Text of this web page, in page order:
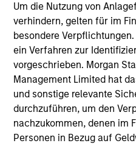
Um die Nutzung von
verhindern, gelten für im
besondere
ein Verfahren zur
vorgeschrieben. Morgan
Management Limited hat
und sonstige relevante
durchzuführen, um den
nachzukommen, denen im
Personen in Bezug auf
All investing involves risks,
Please refer to the
information on the
considerations.